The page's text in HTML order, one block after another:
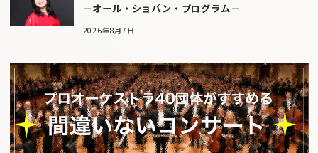
－オール・ショパン・プログラム－
2026年8月7日